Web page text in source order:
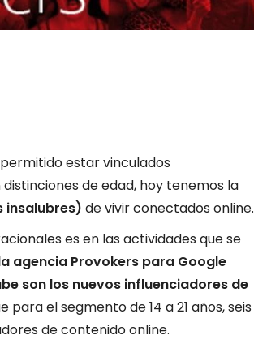
estar vinculados
de edad, hoy tenemos la
insalubres) de vivir conectados online.
es en las actividades que se
agencia Provokers para Google
son los nuevos influenciadores de
para el segmento de 14 a 21 años, seis
de contenido online.